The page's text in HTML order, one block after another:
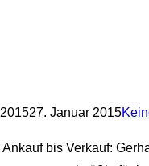
27. Januar 2015
bis Verkauf: